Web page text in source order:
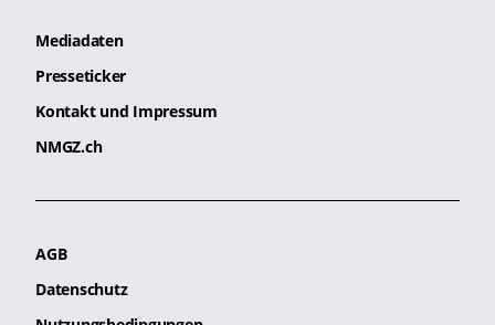
Mediadaten
Presseticker
Kontakt und Impressum
NMGZ.ch
AGB
Datenschutz